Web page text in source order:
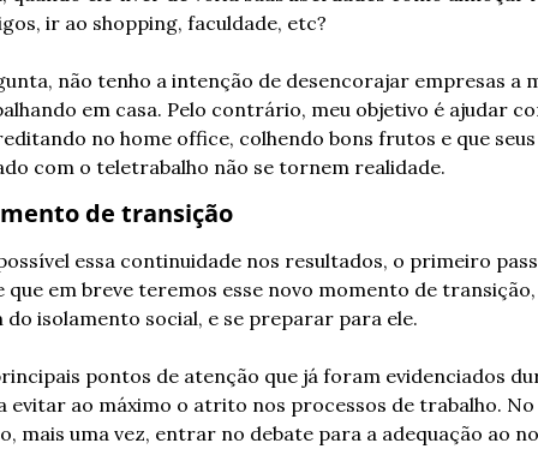
ir ao shopping, faculdade, etc?
não tenho a intenção de desencorajar empresas a
em casa. Pelo contrário, meu objetivo é ajudar
no home office, colhendo bons frutos e que
com o teletrabalho não se tornem realidade.
de transição
essa continuidade nos resultados, o primeiro
que em breve teremos esse novo momento de
isolamento social, e se preparar para ele.
pontos de atenção que já foram evidenciados
evitar ao máximo o atrito nos processos de trabalho.
mais uma vez, entrar no debate para a adequação ao